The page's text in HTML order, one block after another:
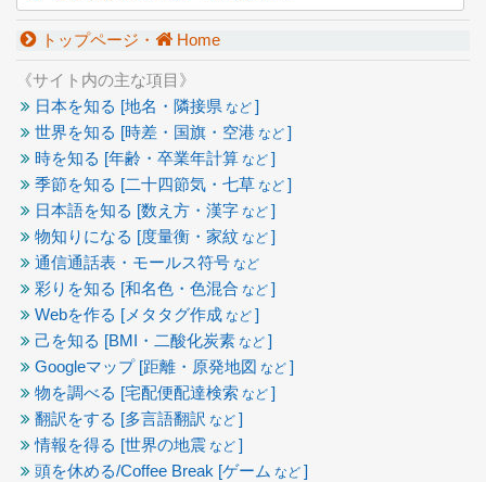
トップページ・ Home
《サイト内の主な項目》
日本を知る [地名・隣接県 など ]
世界を知る [時差・国旗・空港 など ]
時を知る [年齢・卒業年計算 など ]
季節を知る [二十四節気・七草 など ]
日本語を知る [数え方・漢字 など ]
物知りになる [度量衡・家紋 など ]
通信通話表・モールス符号 など
彩りを知る [和名色・色混合 など ]
Webを作る [メタタグ作成 など ]
己を知る [BMI・二酸化炭素 など ]
Googleマップ [距離・原発地図 など ]
物を調べる [宅配便配達検索 など ]
翻訳をする [多言語翻訳 など ]
情報を得る [世界の地震 など ]
頭を休める/Coffee Break [ゲーム など ]